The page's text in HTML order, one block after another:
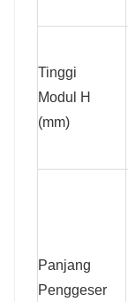
Tinggi
Modul H
(mm)
Panjang
Penggeser